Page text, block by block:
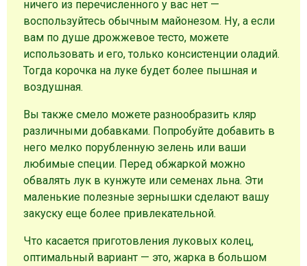
ничего из перечисленного у вас нет —
воспользуйтесь обычным майонезом. Ну, а если
вам по душе дрожжевое тесто, можете
использовать и его, только консистенции оладий.
Тогда корочка на луке будет более пышная и
воздушная.
Вы также смело можете разнообразить кляр
различными добавками. Попробуйте добавить в
него мелко порубленную зелень или ваши
любимые специи. Перед обжаркой можно
обвалять лук в кунжуте или семенах льна. Эти
маленькие полезные зернышки сделают вашу
закуску еще более привлекательной.
Что касается приготовления луковых колец,
оптимальный вариант — это, жарка в большом